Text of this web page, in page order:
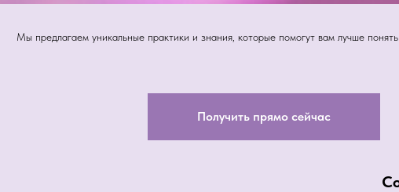
Мы предлагаем уникальные практики и знания, которые помогут вам лучше
Получить прямо сейчас